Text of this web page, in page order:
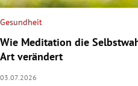
Gesundheit
Wie Meditation die
Art verändert
03.07.2026